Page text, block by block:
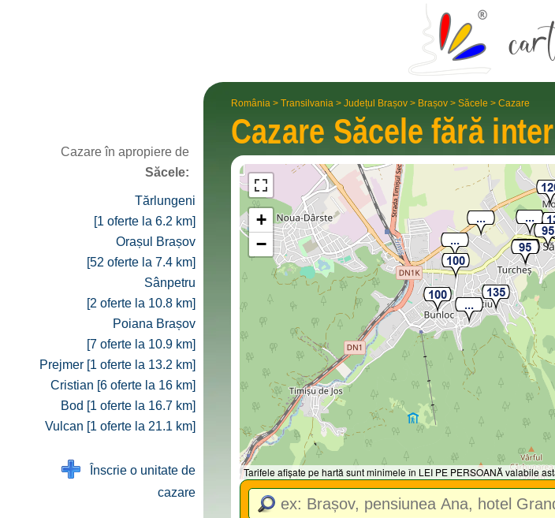
România > Transilvania > Județul Brașov > Brașov > Săcele > Cazare
Cazare Săcele fără
Tarifele afișate pe hartă sunt minimele în LEI PE PERSOANĂ valabile
+
−
Cazare în apropiere de
Săcele:
Tărlungeni
[1 oferte la 6.2 km]
Orașul Brașov
[52 oferte la 7.4 km]
Sânpetru
[2 oferte la 10.8 km]
Poiana Brașov
[7 oferte la 10.9 km]
Prejmer [1 oferte la 13.2 km]
Cristian [6 oferte la 16 km]
Bod [1 oferte la 16.7 km]
Vulcan [1 oferte la 21.1 km]
Înscrie o unitate de
cazare